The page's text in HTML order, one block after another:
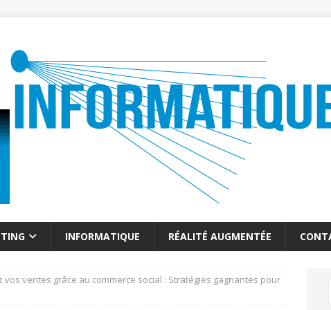
INFORMATIQUE RÉALITÉ AUGMENTÉE
vos ventes grâce au commerce social : Stratégies gagnantes pour